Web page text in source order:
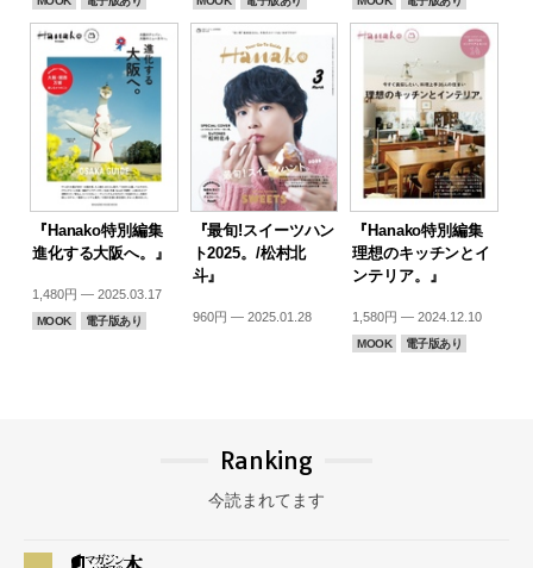
『Hanako特別編集
進化する大阪へ。』
1,480円 — 2025.03.17
MOOK 電子版あり
『最旬!スイーツハン
ト2025。/松村北
斗』
960円 — 2025.01.28
『Hanako特別編集
理想のキッチンとイ
ンテリア。』
1,580円 — 2024.12.10
MOOK 電子版あり
Ranking
今読まれてます